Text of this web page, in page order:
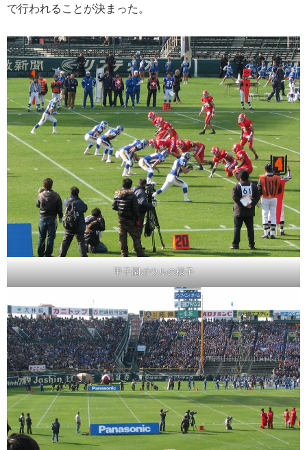
で行われることが決まった。
甲子園ボウルの様子